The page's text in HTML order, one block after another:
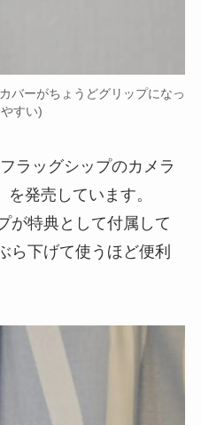
バーがちょうどグリップになっ
すい)
ラッグシップのカメラ
発売しています。
が特典として付属して
ら下げて使うほど便利